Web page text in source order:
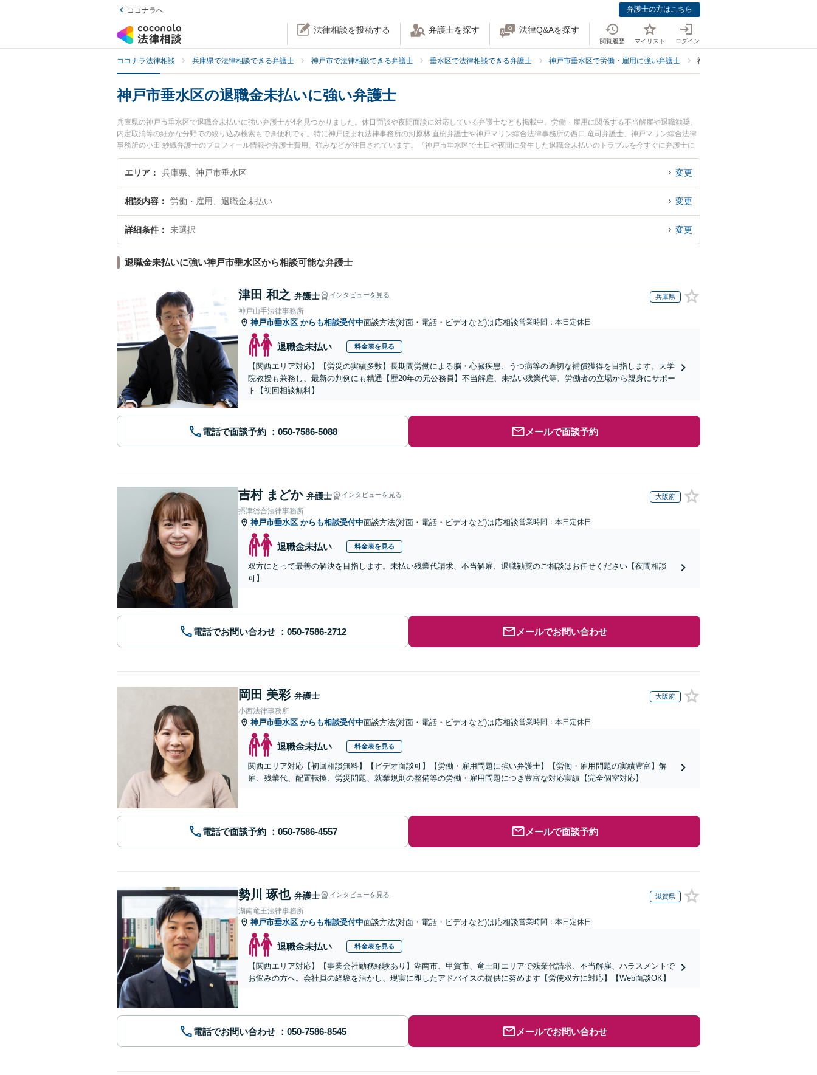
ココナラへ 弁護士の方はこちら
法律相談を投稿する 弁護士を探す 法律Q&Aを探す
閲覧履歴 マイリスト ログイン
ココナラ法律相談 兵庫県で法律相談できる弁護士 神戸市で法律相談できる弁護士 垂水区で法律相談できる弁護士 神戸市垂水区で労働・雇用に強い弁護士 神戸市垂水区で退職金未払いに強い
神戸市垂水区の退職金未払いに強い弁護士
兵庫県の神戸市垂水区で退職金未払いに強い弁護士が4名見つかりました。休日面談や夜間面談に対応している弁護士なども掲載中。労働・雇用に関係する不当解雇や退職勧奨、
内定取消等の細かな分野での絞り込み検索もでき便利です。特に神戸ほまれ法律事務所の河原林 直樹弁護士や神戸マリン綜合法律事務所の西口 竜司弁護士、神戸マリン綜合法律
事務所の小田 紗織弁護士のプロフィール情報や弁護士費用、強みなどが注目されています。『神戸市垂水区で土日や夜間に発生した退職金未払いのトラブルを今すぐに弁護士に
相談したい』『退職金未払いのトラブル解決の実績豊富な近くの弁護士を検索したい』『初回相談無料で退職金未払いを法律相談できる神戸市垂水区内の弁護士に相談予約した
い』などでお困りの相談者さんにおすすめです。
エリア 兵庫県、神戸市垂水区 変更
相談内容 労働・雇用、退職金未払い 変更
詳細条件 未選択 変更
退職金未払いに強い神戸市垂水区から相談可能な弁護士
津田 和之 弁護士 インタビューを見る 兵庫県
神戸山手法律事務所
神戸市垂水区 からも相談受付中面談方法(対面・電話・ビデオなど)は応相談営業時間：本日定休日
退職金未払い 料金表を見る
【関西エリア対応】【労災の実績多数】長期間労働による脳・心臓疾患、うつ病等の適切な補償獲得を目指します。大学
院教授も兼務し、最新の判例にも精通【歴20年の元公務員】不当解雇、未払い残業代等、労働者の立場から親身にサポー
ト【初回相談無料】
電話で面談予約 メールで面談予約
吉村 まどか 弁護士 インタビューを見る 大阪府
摂津総合法律事務所
神戸市垂水区 からも相談受付中面談方法(対面・電話・ビデオなど)は応相談営業時間：本日定休日
退職金未払い 料金表を見る
双方にとって最善の解決を目指します。未払い残業代請求、不当解雇、退職勧奨のご相談はお任せください【夜間相談
可】
電話でお問い合わせ メールでお問い合わせ
岡田 美彩 弁護士 大阪府
小西法律事務所
神戸市垂水区 からも相談受付中面談方法(対面・電話・ビデオなど)は応相談営業時間：本日定休日
退職金未払い 料金表を見る
関西エリア対応【初回相談無料】【ビデオ面談可】【労働・雇用問題に強い弁護士】【労働・雇用問題の実績豊富】解
雇、残業代、配置転換、労災問題、就業規則の整備等の労働・雇用問題につき豊富な対応実績【完全個室対応】
電話で面談予約 メールで面談予約
勢川 琢也 弁護士 インタビューを見る 滋賀県
湖南竜王法律事務所
神戸市垂水区 からも相談受付中面談方法(対面・電話・ビデオなど)は応相談営業時間：本日定休日
退職金未払い 料金表を見る
【関西エリア対応】【事業会社勤務経験あり】湖南市、甲賀市、竜王町エリアで残業代請求、不当解雇、ハラスメントで
お悩みの方へ。会社員の経験を活かし、現実に即したアドバイスの提供に努めます【労使双方に対応】【Web面談OK】
電話でお問い合わせ メールでお問い合わせ